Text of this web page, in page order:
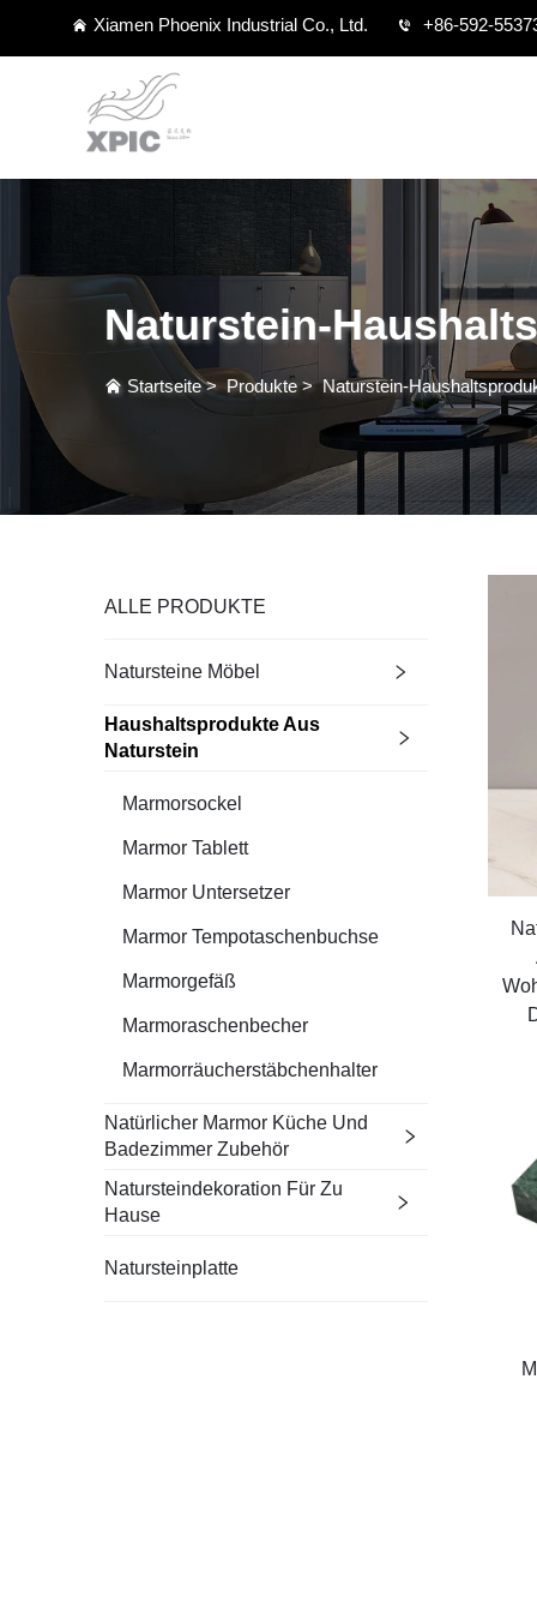
Xiamen Phoenix Industrial Co., Ltd. +86-592-
Naturstein-
Startseite> Produkte>Naturstein-
ALLE PRODUKTE
Natursteine Möbel
Haushaltsprodukte Aus
Naturstein
Marmorsockel
Marmor Tablett
Marmor Untersetzer
Marmor Tempotaschenbuchse
Marmorgefäß
Marmoraschenbecher
Marmorräucherstäbchenhalter
Natürlicher Marmor Küche Und
Badezimmer Zubehör
Natursteindekoration Für Zu
Hause
Natursteinplatte